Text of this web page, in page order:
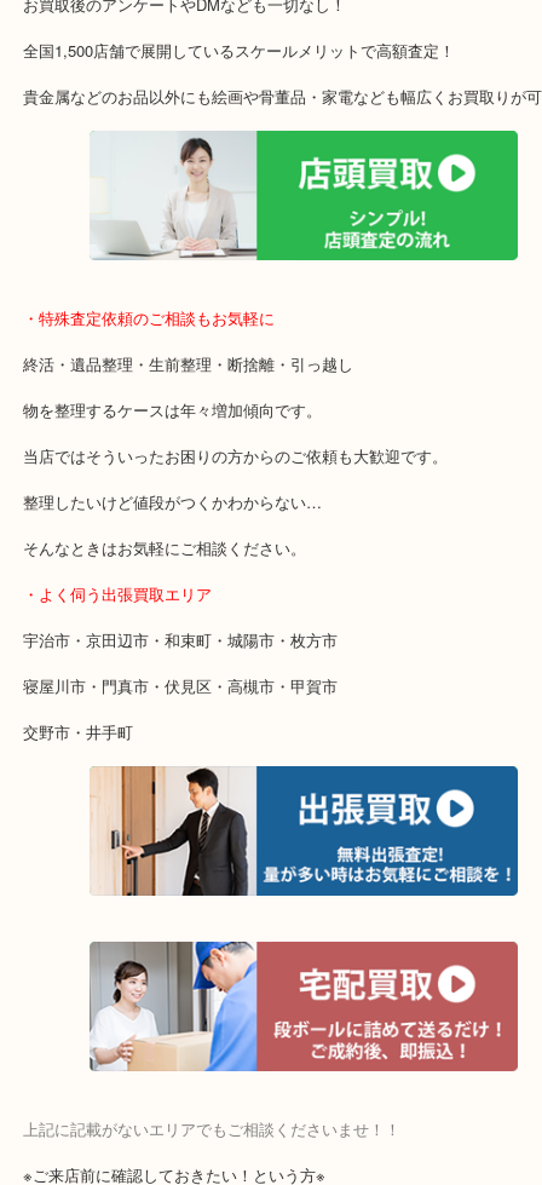
アル・プラザ京田辺店の一階にあり！
施設の屋上駐車場２時間無料！
女性の査定士もいますので初めての方でも安心査定！
ご成約後の営業電話は一切なし！
お買取後のアンケートやDMなども一切なし！
全国1,500店舗で展開しているスケールメリットで高額査定！
貴金属などのお品以外にも絵画や骨董品・家電なども幅広くお買取
・特殊査定依頼のご相談もお気軽に
終活・遺品整理・生前整理・断捨離・引っ越し
物を整理するケースは年々増加傾向です。
当店ではそういったお困りの方からのご依頼も大歓迎です。
整理したいけど値段がつくかわからない…
そんなときはお気軽にご相談ください。
・よく伺う出張買取エリア
宇治市・京田辺市・和束町・城陽市・枚方市
寝屋川市・門真市・伏見区・高槻市・甲賀市
交野市・井手町